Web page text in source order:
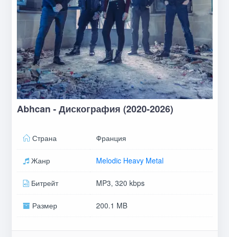
Abhcan - Дискография (2020-2026)
Страна Франция
Жанр Melodic Heavy Metal
Битрейт MP3, 320 kbps
Размер 200.1 MB